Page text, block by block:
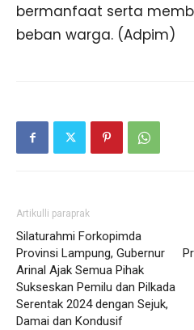
bermanfaat serta
beban warga. (Adpim)
Artikulli paraprak
Silaturahmi Forkopimda
Provinsi Lampung, Gubernur
Arinal Ajak Semua Pihak
Sukseskan Pemilu dan Pilkada
Serentak 2024 dengan Sejuk,
Damai dan Kondusif